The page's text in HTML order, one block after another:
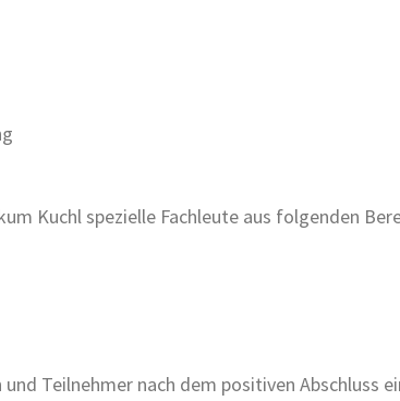
Kuchl spezielle Fachleute aus folgenden
Teilnehmer nach dem positiven Abschluss